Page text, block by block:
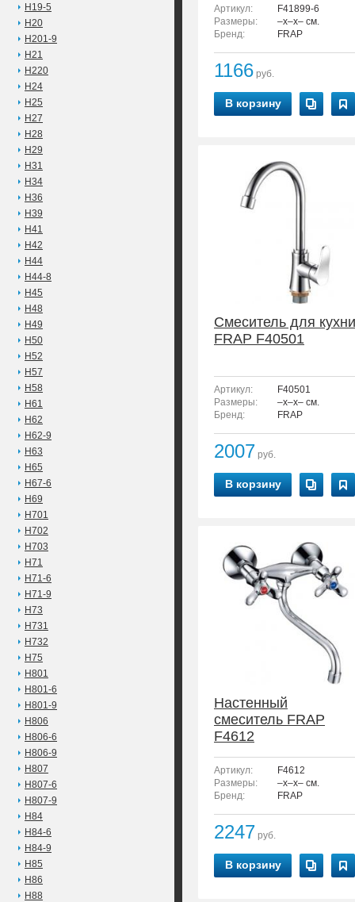
H19-5
H20
H201-9
H21
H220
H24
H25
H27
H28
H29
H31
H34
H36
H39
H41
H42
H44
H44-8
H45
H48
H49
H50
H52
H57
H58
H61
H62
H62-9
H63
H65
H67-6
H69
H701
H702
H703
H71
H71-6
H71-9
H73
H731
H732
H75
H801
H801-6
H801-9
H806
H806-6
H806-9
H807
H807-6
H807-9
H84
H84-6
H84-9
H85
H86
H88
Артикул:
F41899-6
Размеры:
–x–x– см.
Бренд:
FRAP
1166 руб.
В корзину
Смеситель для кухни
FRAP F40501
Артикул:
F40501
Размеры:
–x–x– см.
Бренд:
FRAP
2007 руб.
В корзину
Настенный
смеситель FRAP
F4612
Артикул:
F4612
Размеры:
–x–x– см.
Бренд:
FRAP
2247 руб.
В корзину